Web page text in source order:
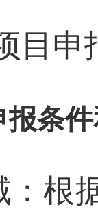
目申
报条
：根